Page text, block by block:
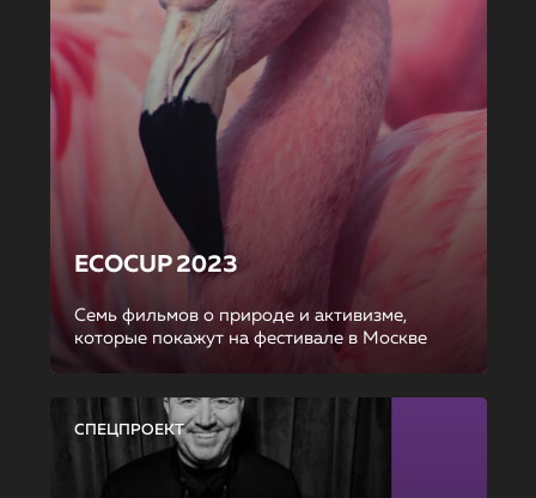
ECOCUP 2023
Семь фильмов о природе и активизме,
которые покажут на фестивале в Москве
СПЕЦПРОЕКТ